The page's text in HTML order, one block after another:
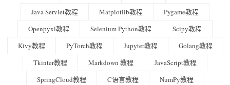
Java Servlet教程
Matplotlib教程
Pygame教程
Openpyxl教程
Selenium Python教程
Scipy教程
Kivy教程
PyTorch教程 Jupyter教程
Golang教程
Tkinter教程
Markdown 教程
JavaScript教程
SpringCloud教程
C语言教程
NumPy教程